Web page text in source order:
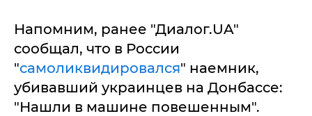
Напомним, ранее "Диалог.UA"
сообщал, что в России
"самоликвидировался" наемник,
убивавший украинцев на Донбассе:
"Нашли в машине повешенным".